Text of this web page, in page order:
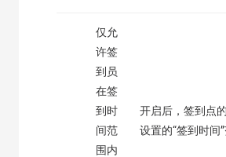
仅允
许签
到员
在签
到时
间范
围内
开启后，签到点
设置的“签到时间